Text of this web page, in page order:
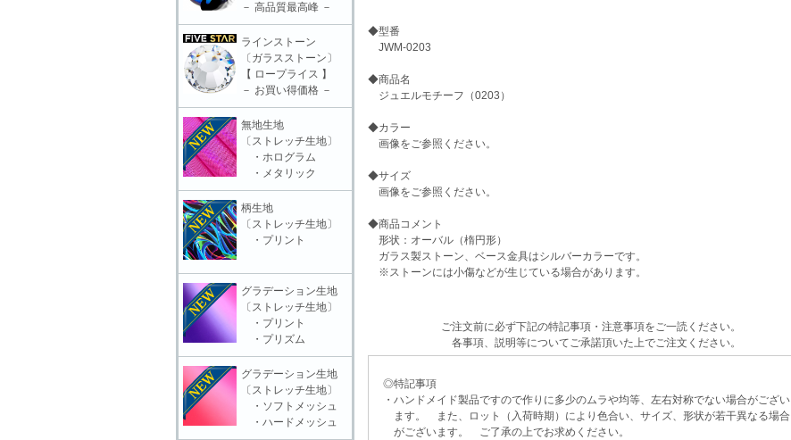
◆型番
JWM-0203
◆商品名
ジュエルモチーフ（0203）
◆カラー
画像をご参照ください。
◆サイズ
画像をご参照ください。
◆商品コメント
形状：オーバル（楕円形）
ガラス製ストーン、ベース金具はシルバーカラーです。
※ストーンには小傷などが生じている場合があります。
ご注文前に必ず下記の特記事項・注意事項をご一読ください。
各事項、説明等についてご承諾頂いた上でご注文ください。
◎特記事項
・ハンドメイド製品ですので作りに多少のムラや均等、左右対称でない場合がござい
ます。 また、ロット（入荷時期）により色合い、サイズ、形状が若干異なる場合
がございます。 ご了承の上でお求めください。
－ 高品質最高峰 －
ラインストーン
〔ガラスストーン〕
【 ロープライス 】
－ お買い得価格 －
無地生地
〔ストレッチ生地〕
・ホログラム
・メタリック
柄生地
〔ストレッチ生地〕
・プリント
グラデーション生地
〔ストレッチ生地〕
・プリント
・プリズム
グラデーション生地
〔ストレッチ生地〕
・ソフトメッシュ
・ハードメッシュ